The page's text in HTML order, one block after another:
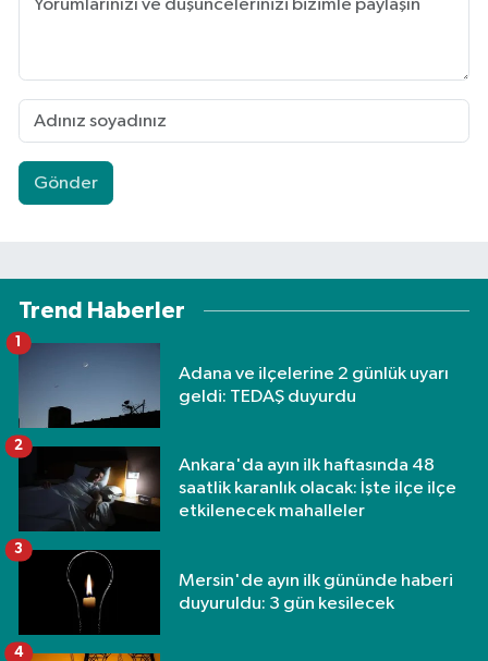
Gönder
Trend Haberler
Adana ve ilçelerine 2 günlük uyarı
geldi: TEDAŞ duyurdu
1
Ankara'da ayın ilk haftasında 48
saatlik karanlık olacak: İşte ilçe ilçe
etkilenecek mahalleler
2
Mersin'de ayın ilk gününde haberi
duyuruldu: 3 gün kesilecek
3
4